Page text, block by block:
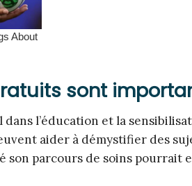
sont
l’éducation et la
aider à démystifier des
parcours de soins pourrait